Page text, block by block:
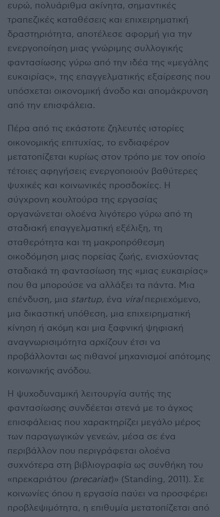
ευρώ, πολυάριθμα ακίνητα, σημαντικές
τραπεζικές καταθέσεις και επιχειρηματική
δραστηριότητα, αποτέλεσε αφορμή για την
ενεργοποίηση μιας γνώριμης συλλογικής
φαντασίωσης γύρω από την ιδέα της «μεγάλης
ευκαιρίας», της επαγγελματικής εξαίρεσης που
υπόσχεται οικονομική άνοδο και απομάκρυνση
από την επισφάλεια.
Πέρα από τις εκάστοτε ζηλευτές ιστορίες
οικονομικής επιτυχίας, το ενδιαφέρον
μετατοπίζεται κυρίως στον τρόπο με τον οποίο
τέτοιες αφηγήσεις ενεργοποιούν βαθύτερες
ψυχικές και κοινωνικές προσδοκίες. Η
σύγχρονη κουλτούρα της εργασίας
οργανώνεται ολοένα λιγότερο γύρω από τη
σταδιακή επαγγελματική εξέλιξη, τη
σταθερότητα και τη μακροπρόθεσμη
οικοδόμηση μιας πορείας ζωής, ενισχύοντας
σταδιακά τη φαντασίωση της «μιας ευκαιρίας»
που θα μπορούσε να αλλάξει τα πάντα. Μια
επένδυση, μια startup, ένα viralπεριεχόμενο,
μια δικαστική υπόθεση, μια επιχειρηματική
κίνηση ή ακόμη και μια ξαφνική ψηφιακή
αναγνωρισιμότητα αρχίζουν έτσι να
προβάλλονται ως πιθανοί μηχανισμοί απότομης
κοινωνικής ανόδου.
Η ψυχοδυναμική λειτουργία αυτής της
φαντασίωσης συνδέεται στενά με το άγχος
επισφάλειας που χαρακτηρίζει μεγάλο μέρος
των παραγωγικών γενεών, μέσα σε ένα
περιβάλλον που περιγράφεται ολοένα
συχνότερα στη βιβλιογραφία ως συνθήκη του
«πρεκαριάτου (precariat)» (Standing, 2011). Σε
κοινωνίες όπου η εργασία παύει να προσφέρει
προβλεψιμότητα, η επιθυμία μετατοπίζεται από